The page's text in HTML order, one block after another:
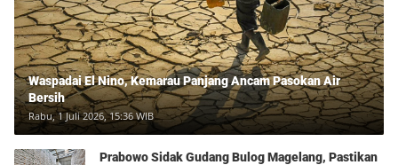
Waspadai El Nino, Kemarau Panjang Ancam Pasokan Air
Bersih
Rabu, 1 Juli 2026, 15:36 WIB
Prabowo Sidak Gudang Bulog Magelang, Pastikan